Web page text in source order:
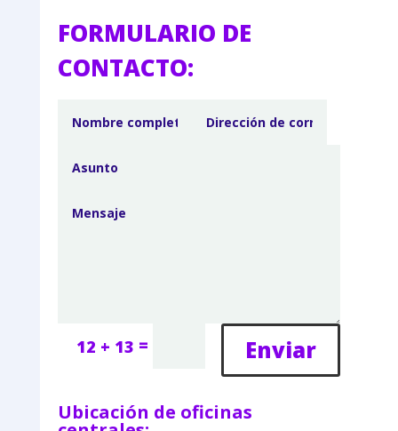
FORMULARIO DE
CONTACTO:
12 + 13 = Enviar
Ubicación de oficinas